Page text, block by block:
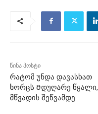
წინა პოსტი
რატომ უნდა დავასხათ
ხორცს Მდუღარე წყალი,
მწვადის შეწვამდე